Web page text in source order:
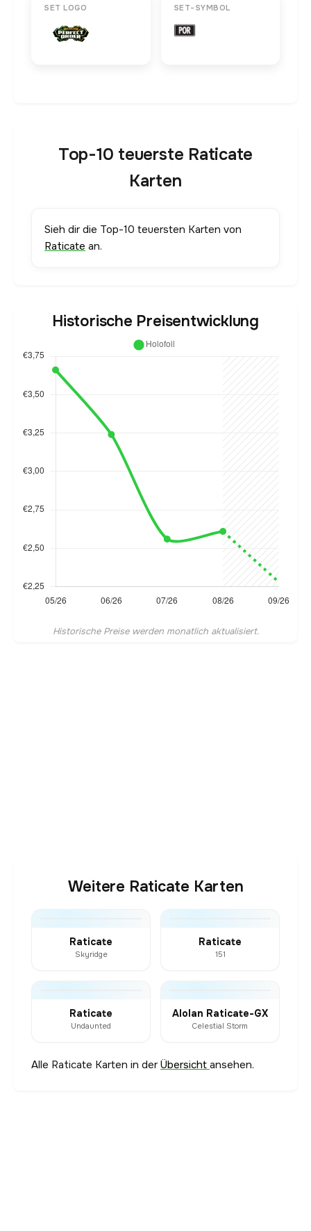
SET LOGO SET-SYMBOL
Top-10 teuerste Raticate
Karten
Sieh dir die Top-10 teuersten Karten von
Raticate an.
Historische Preisentwicklung
Historische Preise werden monatlich aktualisiert.
Weitere Raticate Karten
Raticate
Skyridge
Raticate
151
Raticate
Undaunted
Alolan Raticate-GX
Celestial Storm
Alle Raticate Karten in derÜbersicht ansehen.